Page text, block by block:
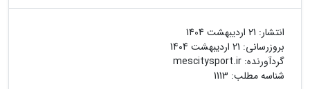
انتشار: 21 اردیبهشت 1404
بروزرسانی: 21 اردیبهشت 1404
گردآورنده: mescitysport.ir
شناسه مطلب: 1113